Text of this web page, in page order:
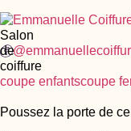
Salon
de
coiffure
coupe enfantscoupe
Poussez la porte de